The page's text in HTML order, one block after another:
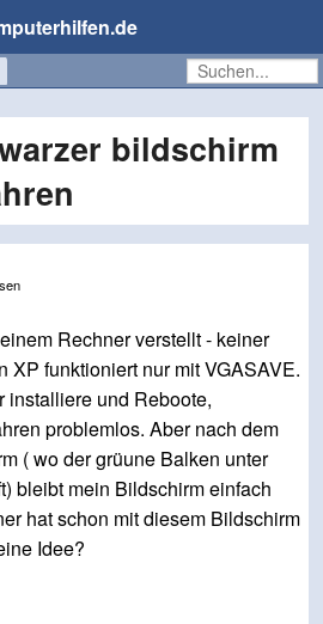
bildschirm
Rechner verstellt - keiner
XP funktioniert nur mit VGASAVE.
installiere und Reboote,
problemlos. Aber nach dem
( wo der grüune Balken unter
bleibt mein Bildschirm einfach
hat schon mit diesem Bildschirm
Idee?